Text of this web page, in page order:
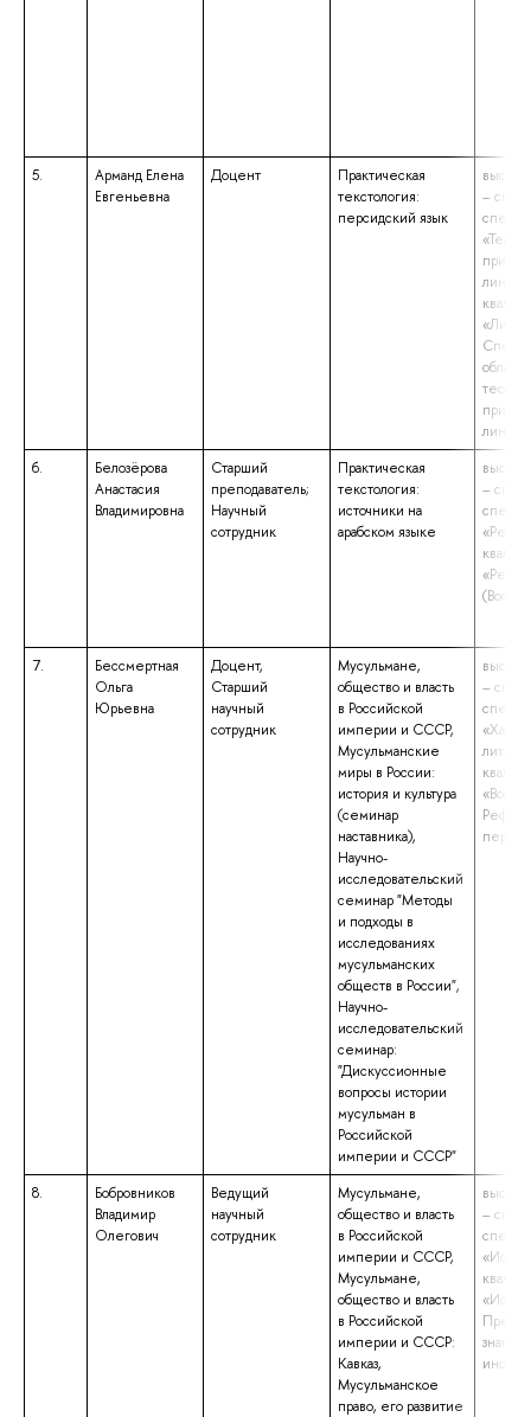
5.
Арманд Елена
Евгеньевна
Доцент
Практическая
текстология:
персидский язык
–
области
6.
Белозёрова
Анастасия
Владимировна
Старший
преподаватель;
Научный
сотрудник
Практическая
текстология:
источники на
арабском языке
–
7.
Бессмертная
Ольга
Юрьевна
Доцент,
Старший
научный
сотрудник
Мусульмане,
общество и власть
в Российской
империи и СССР,
Мусульманские
миры в России:
история и культура
(семинар
наставника),
Научно-
исследовательский
семинар "Методы
и подходы в
исследованиях
мусульманских
обществ в России",
Научно-
исследовательский
семинар:
"Дискуссионные
вопросы истории
мусульман в
Российской
империи и СССР"
–
«Хауса
8.
Бобровников
Владимир
Олегович
Ведущий
научный
сотрудник
Мусульмане,
общество и власть
в Российской
империи и СССР,
Мусульмане,
общество и власть
в Российской
империи и СССР:
Кавказ,
Мусульманское
право, его развитие
–